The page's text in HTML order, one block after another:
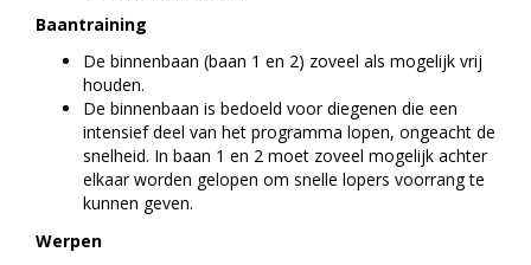
Baantraining
De binnenbaan (baan 1 en 2) zoveel als mogelijk vrij
houden.
De binnenbaan is bedoeld voor diegenen die een
intensief deel van het programma lopen, ongeacht de
snelheid. In baan 1 en 2 moet zoveel mogelijk achter
elkaar worden gelopen om snelle lopers voorrang te
kunnen geven.
Werpen